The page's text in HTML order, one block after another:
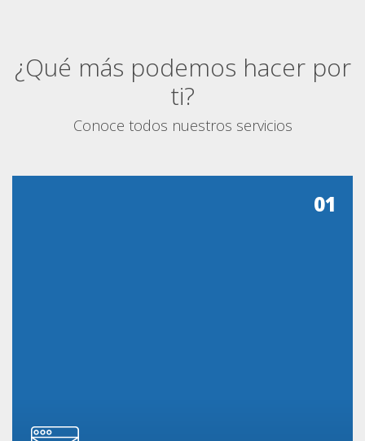
¿Qué más podemos hacer por
ti?
Conoce todos nuestros servicios
01